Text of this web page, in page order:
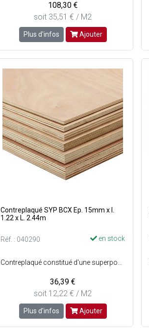
108,30 €
soit 35,51 € / M2
Plus d'infos Ajouter
Contreplaqué SYP BCX Ep. 15mm x l.
1.22 x L. 2.44m
Réf. : 040290 en stock
36,39 €
soit 12,22 € / M2
Plus d'infos Ajouter